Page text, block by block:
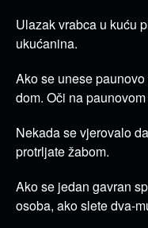
Ulazak vrabca u kuću
ukućanina.
Ako se unese
dom. Oči na
Nekada se vjerovalo
protrljate žabom.
Ako se jedan gavran
osoba, ako slete dva-